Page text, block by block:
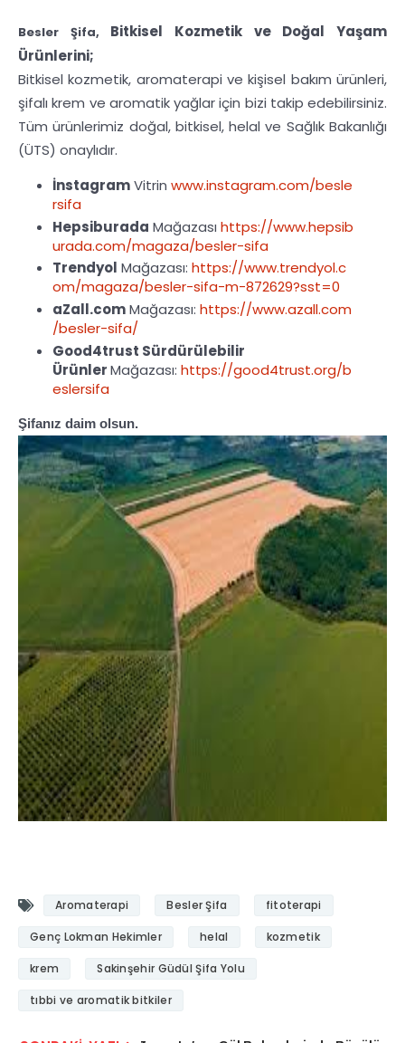
Besler Şifa,
Bitkisel Kozmetik ve Doğal Yaşam
Ürünlerini;
Bitkisel kozmetik, aromaterapi ve kişisel bakım ürünleri,
şifalı krem ve aromatik yağlar için bizi takip edebilirsiniz.
Tüm ürünlerimiz doğal, bitkisel, helal ve Sağlık Bakanlığı
(ÜTS) onaylıdır.
İnstagramVitrin www.instagram.com/besle
rsifa
Hepsiburada Mağazası https://www.hepsib
urada.com/magaza/besler-sifa
Trendyol Mağazası: https://www.trendyol.c
om/magaza/besler-sifa-m-872629?sst=0
aZall.comMağazası: https://www.azall.com
/besler-sifa/
Good4trust Sürdürülebilir
ÜrünlerMağazası: https://good4trust.org/b
eslersifa
Şifanız daim olsun.
Aromaterapi Besler Şifa fitoterapi
Genç Lokman Hekimler helal kozmetik
krem Sakinşehir Güdül Şifa Yolu
tıbbi ve aromatik bitkiler